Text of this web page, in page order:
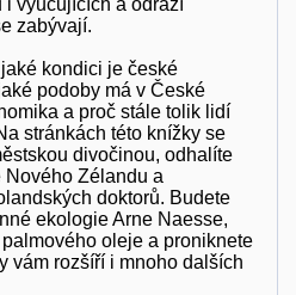
zabývají.
kondici je české
podoby má v České
a proč stále tolik lidí
stránkách této knížky se
divočinou, odhalíte
Zélandu a
doktorů. Budete
ekologie Arne Naesse,
oleje a proniknete
vám rozšíří i mnoho dalších